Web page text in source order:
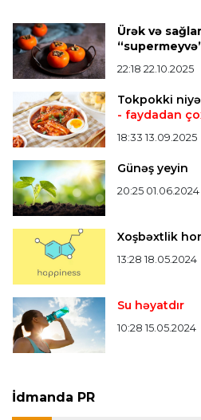
Verstappen öz
iştirak etməyəcəyini açıqladı
Bütün xəbərlər >>>
Ürək və
22:18 22.10.2025
Tokpokki niyə
- faydadan
18:33 13.09.2025
Günəş yeyin
20:25 01.06.2024
Xoşbəxtlik
13:28 18.05.2024
Su həyatdır
10:28 15.05.2024
İdmanda PR